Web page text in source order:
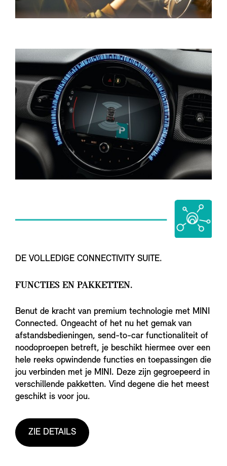
DE VOLLEDIGE CONNECTIVITY SUITE.
FUNCTIES EN PAKKETTEN.
Benut de kracht van premium technologie met MINI
Connected. Ongeacht of het nu het gemak van
afstandsbedieningen, send-to-car functionaliteit of
noodoproepen betreft, je beschikt hiermee over een
hele reeks opwindende functies en toepassingen die
jou verbinden met je MINI. Deze zijn gegroepeerd in
verschillende pakketten. Vind degene die het meest
geschikt is voor jou.
ZIE DETAILS